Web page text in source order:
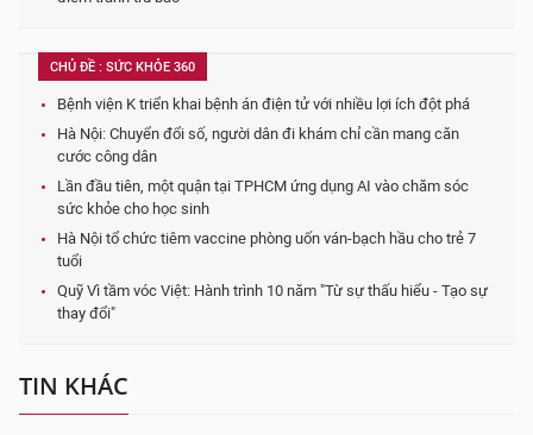
CHỦ ĐỀ : SỨC KHỎE 360
Bệnh viện K triển khai bệnh án điện tử với nhiều lợi ích đột phá
Hà Nội: Chuyển đổi số, người dân đi khám chỉ cần mang căn
cước công dân
Lần đầu tiên, một quận tại TPHCM ứng dụng AI vào chăm sóc
sức khỏe cho học sinh
Hà Nội tổ chức tiêm vaccine phòng uốn ván-bạch hầu cho trẻ 7
tuổi
Quỹ Vì tầm vóc Việt: Hành trình 10 năm "Từ sự thấu hiểu - Tạo sự
thay đổi"
TIN KHÁC